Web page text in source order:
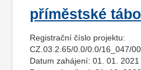
příměstské
Registrační číslo projektu:
CZ.03.2.65/0.0/0.0/16_047/
Datum zahájení: 01. 01. 2021